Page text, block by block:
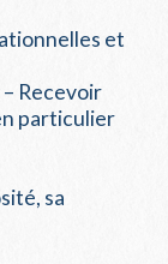
et
Recevoir
particulier
sa